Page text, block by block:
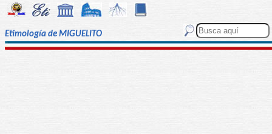
Etimología de MIGUELITO